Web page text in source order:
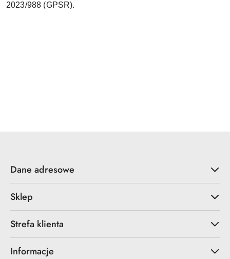
2023/988 (GPSR).
Dane adresowe
Sklep
Strefa klienta
Informacje